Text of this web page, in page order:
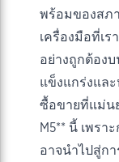
พร้อมของสภ
เครื่องมือที่เร
อย่างถูกต้อง
แข็งแกร่งแล
ซื้อขายที่แม่น
M5** นี้ เพรา
อาจนำไปสู่ก